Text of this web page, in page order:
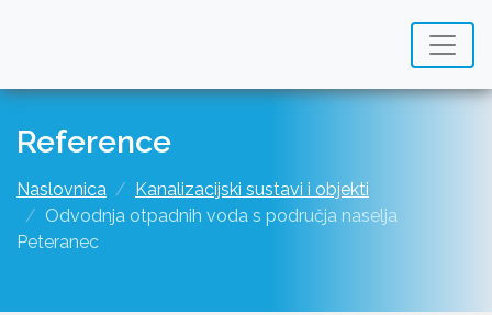
Reference
Naslovnica
Kanalizacijski sustavi i objekti
Odvodnja otpadnih voda s područja naselja
Peteranec